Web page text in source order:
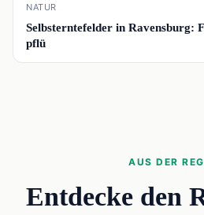
NATUR
Selbsterntefelder in Ravensburg:
pflü
AUS DER
Entdecke den